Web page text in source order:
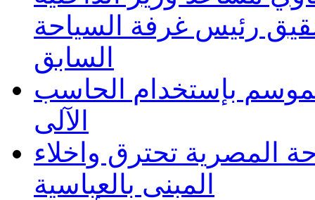
رئيس غرفة السياحة
السابق
بإستخدام الحاسب
الآلى
المصرية تحترق واخلاء
المبنى بالعباسية